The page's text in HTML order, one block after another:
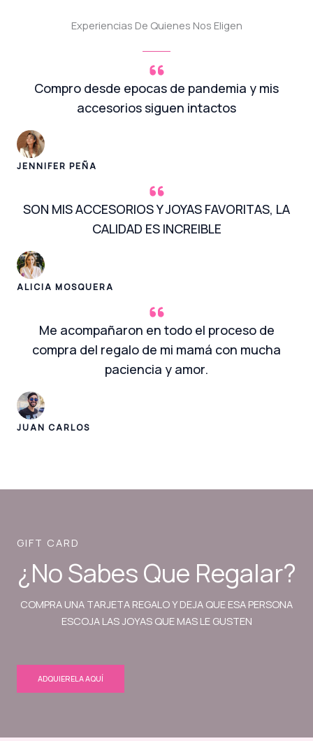
Experiencias De Quienes Nos Eligen
Compro desde epocas de pandemia y mis
accesorios siguen intactos
JENNIFER PEÑA
SON MIS ACCESORIOS Y JOYAS FAVORITAS, LA
CALIDAD ES INCREIBLE
ALICIA MOSQUERA
Me acompañaron en todo el proceso de
compra del regalo de mi mamá con mucha
paciencia y amor.
JUAN CARLOS
GIFT CARD
¿No Sabes Que Regalar?
COMPRA UNA TARJETA REGALO Y DEJA QUE ESA PERSONA
ESCOJA LAS JOYAS QUE MAS LE GUSTEN
ADQUIERELA AQUÍ